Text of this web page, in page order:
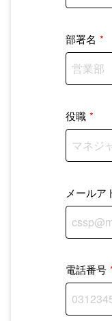
部署名 *
役職 *
メールア
電話番号